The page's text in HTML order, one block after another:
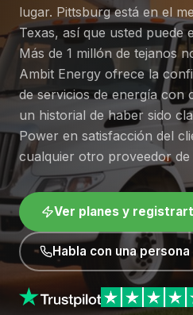
lugar. Pittsburg está en el
Texas, así que usted puede
Más de 1 millón de tejanos
Ambit Energy ofrece la
de servicios de energía con
un historial de haber sido
Power en satisfacción del
cualquier otro proveedor de
Ver planes y
Habla con una persona